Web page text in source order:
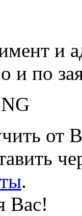
и
и по
от
.
Вас!